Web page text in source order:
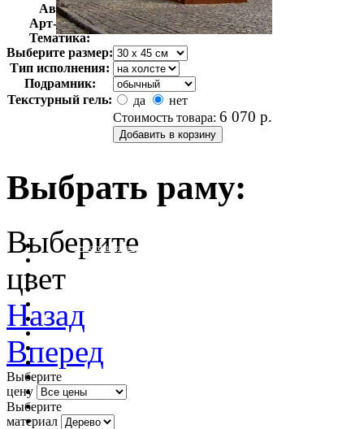
Автор:
Неизвестно
Арт-стиль
Фотография
Тематика:
Выберите размер:
Тип исполнения:
Подрамник:
Текстурный гель:
да
нет
Стоимость товара: 6 070 р.
Выбрать раму:
очистить фильтр цвета
Выберите
цвет
Назад
Вперед
Выберите
цену
Выберите
материал